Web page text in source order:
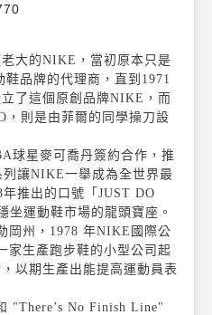
大的NIKE，當初原本只是
品牌的代理商，直到1971
了這個原創品牌NIKE，而
則是由菲爾的同學操刀設
球星麥可喬丹簽約合作，推
讓NIKE一舉成為全世界最
推出的口號「JUST DO
運動鞋市場的龍頭寶座。
岡州，1978 年NIKE國際公
家生產跑步鞋的小型公司起
以期生產出能提高運動員表
"There’s No Finish Line"